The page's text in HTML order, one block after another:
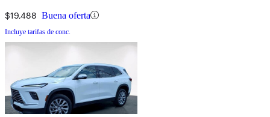
$19,488 Buena oferta
Incluye tarifas de conc.